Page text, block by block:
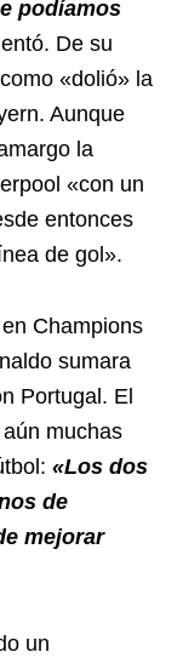
podíamos
De su
«dolió» la
Aunque
la
«con un
entonces
de gol».
Champions
sumara
Portugal. El
muchas
«Los dos
de
mejorar
un